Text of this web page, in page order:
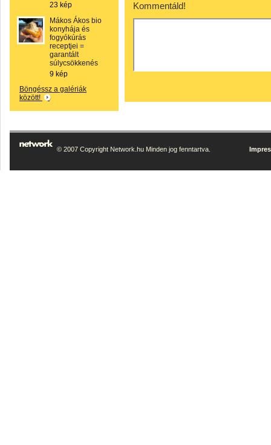
23 kép
Mákos Ákos bio
konyhája és
fogyókúrás
receptjei =
garantált
súlycsökkenés
9 kép
Böngéssz a galériák
között!
Kommentáld!
© 2007 Copyright Network.hu Minden jog fenntartva.